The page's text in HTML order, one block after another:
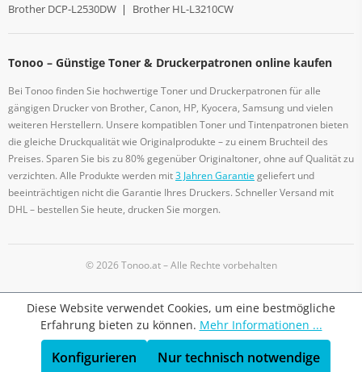
Brother DCP-L2530DW | Brother HL-L3210CW
Tonoo – Günstige Toner & Druckerpatronen online kaufen
Bei Tonoo finden Sie hochwertige Toner und Druckerpatronen für alle
gängigen Drucker von Brother, Canon, HP, Kyocera, Samsung und vielen
weiteren Herstellern. Unsere kompatiblen Toner und Tintenpatronen bieten
die gleiche Druckqualität wie Originalprodukte – zu einem Bruchteil des
Preises. Sparen Sie bis zu 80% gegenüber Originaltoner, ohne auf Qualität zu
verzichten. Alle Produkte werden mit3 Jahren Garantiegeliefert und
beeinträchtigen nicht die Garantie Ihres Druckers. Schneller Versand mit
DHL – bestellen Sie heute, drucken Sie morgen.
© 2026 Tonoo.at – Alle Rechte vorbehalten
Diese Website verwendet Cookies, um eine bestmögliche
Erfahrung bieten zu können. Mehr Informationen ...
Nur technisch notwendige
Konfigurieren